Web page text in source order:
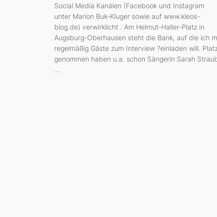
Social Media Kanälen (Facebook und Instagram
unter Marion Buk-Kluger sowie auf www.kleos-
blog.de) verwirklicht . Am Helmut-Haller-Platz in
Augsburg-Oberhausen steht die Bank, auf die ich
regelmäßig Gäste zum Interview ?einladen will.
genommen haben u.a. schon Sängerin Sarah
…